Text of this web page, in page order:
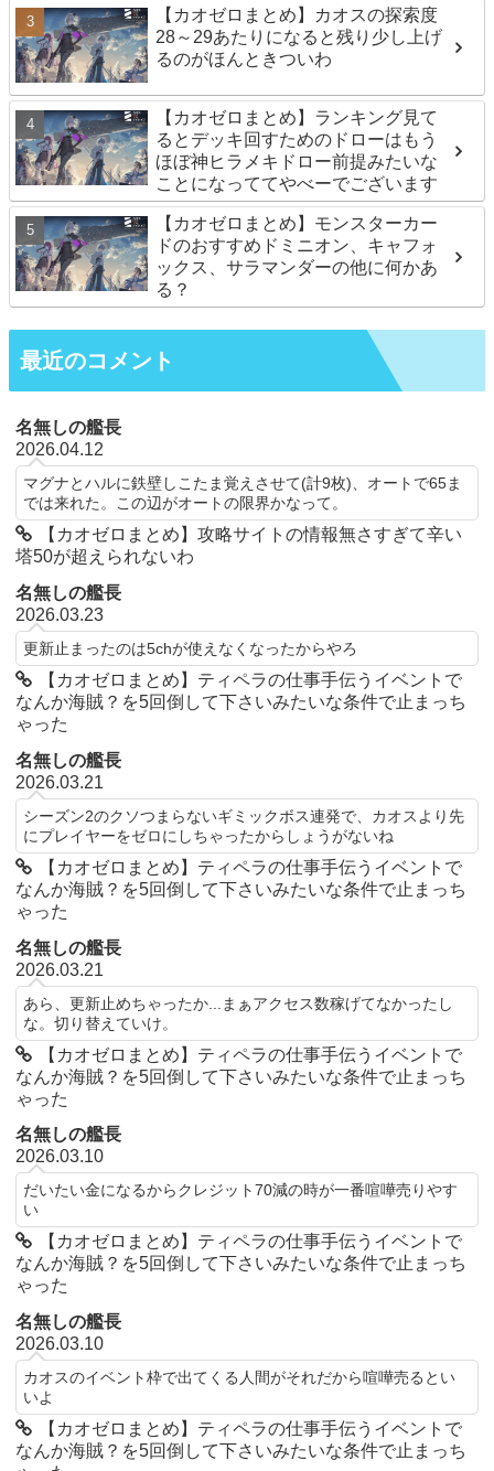
【カオゼロまとめ】カオスの探索度
28～29あたりになると残り少し上げ
るのがほんときついわ
【カオゼロまとめ】ランキング見て
るとデッキ回すためのドローはもう
ほぼ神ヒラメキドロー前提みたいな
ことになっててやべーでございます
【カオゼロまとめ】モンスターカー
ドのおすすめドミニオン、キャフォ
ックス、サラマンダーの他に何かあ
る？
最近のコメント
名無しの艦長
2026.04.12
マグナとハルに鉄壁しこたま覚えさせて(計9枚)、オートで65ま
では来れた。この辺がオートの限界かなって。
【カオゼロまとめ】攻略サイトの情報無さすぎて辛い
塔50が超えられないわ
名無しの艦長
2026.03.23
更新止まったのは5chが使えなくなったからやろ
【カオゼロまとめ】ティペラの仕事手伝うイベントで
なんか海賊？を5回倒して下さいみたいな条件で止まっち
ゃった
名無しの艦長
2026.03.21
シーズン2のクソつまらないギミックボス連発で、カオスより先
にプレイヤーをゼロにしちゃったからしょうがないね
【カオゼロまとめ】ティペラの仕事手伝うイベントで
なんか海賊？を5回倒して下さいみたいな条件で止まっち
ゃった
名無しの艦長
2026.03.21
あら、更新止めちゃったか...まぁアクセス数稼げてなかったし
な。切り替えていけ。
【カオゼロまとめ】ティペラの仕事手伝うイベントで
なんか海賊？を5回倒して下さいみたいな条件で止まっち
ゃった
名無しの艦長
2026.03.10
だいたい金になるからクレジット70減の時が一番喧嘩売りやす
い
【カオゼロまとめ】ティペラの仕事手伝うイベントで
なんか海賊？を5回倒して下さいみたいな条件で止まっち
ゃった
名無しの艦長
2026.03.10
カオスのイベント枠で出てくる人間がそれだから喧嘩売るとい
いよ
【カオゼロまとめ】ティペラの仕事手伝うイベントで
なんか海賊？を5回倒して下さいみたいな条件で止まっち